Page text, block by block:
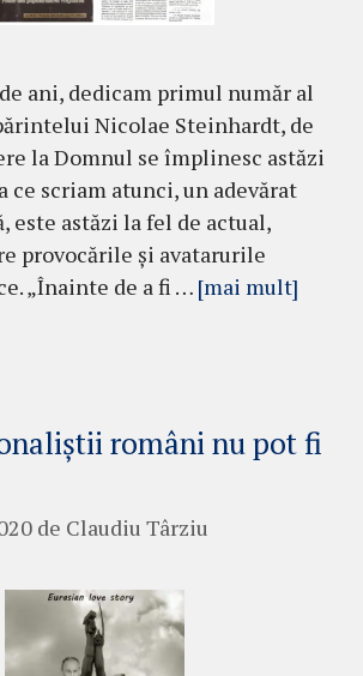
ani, dedicam primul număr al
Nicolae Steinhardt, de
la Domnul se împlinesc astăzi
ce scriam atunci, un adevărat
este astăzi la fel de actual,
provocările și avatarurile
„Înainte de a fi … [mai mult]
români nu pot fi
de Claudiu Târziu